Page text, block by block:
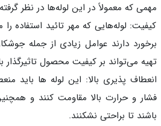
که معمولاً در این لوله‌ها در نظر گرفته
لوله‌هایی که مهر تائید استفاده را
دارند عوامل زیادی از جمله
می‌تواند بر کیفیت محصول تاثیرگذار
پذیری بالا: این لوله ها باید منعطف
و حرارت بالا مقاومت کنند و همچنین
تا براحتی نشکنند.